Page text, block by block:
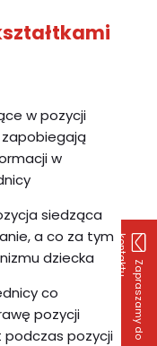
Z
a
p
r
a
s
z
a
m
y
d
o
k
o
n
t
a
k
t
u
w pozycji
w
siedząca
a co za tym
dziecka
co
pozycji
podczas pozycji